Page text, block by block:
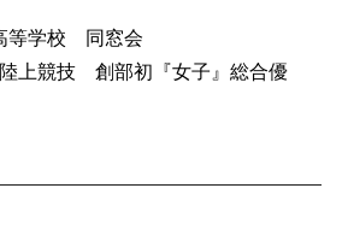
等学校 同窓会
上競技 創部初『女子』総合優